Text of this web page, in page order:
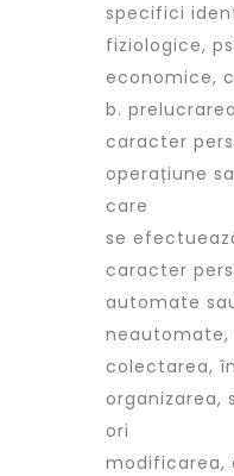
specifici
fiziologice,
economice,
b.
caracter
operațiune
care
se
caracter
automate
colectarea,
organizarea,
ori
modificarea,